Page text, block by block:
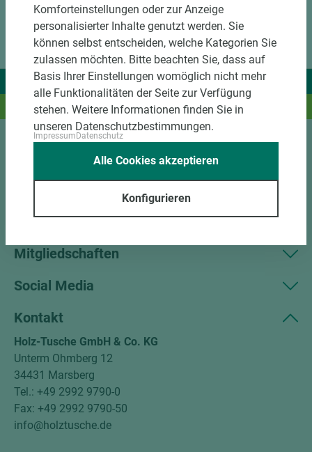
Wir liefern Ideen.
Und das passende Holz dazu.
Unternehmen
Mitgliedschaften
Social Media
Kontakt
Holz-Tusche GmbH & Co. KG
Unterm Ohmberg 12
34431 Marsberg
Tel.: +49 2992 9790-0
Fax: +49 2992 9790-50
info@holztusche.de
Komforteinstellungen oder zur Anzeige
personalisierter Inhalte genutzt werden. Sie
können selbst entscheiden, welche Kategorien Sie
zulassen möchten. Bitte beachten Sie, dass auf
Basis Ihrer Einstellungen womöglich nicht mehr
alle Funktionalitäten der Seite zur Verfügung
stehen. Weitere Informationen finden Sie in
unseren Datenschutzbestimmungen.
ImpressumDatenschutz
Konfigurieren
Alle Cookies akzeptieren